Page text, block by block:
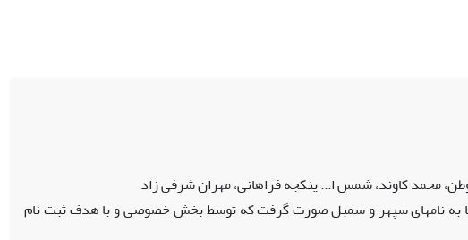
محمد کاوند، شمس ا... ینکجه فراهانی، مهران شرفی زاد
به نام­های سپهر و سمبل صورت گرفت که توسط بخش خصوصی و با هدف ثبت نام